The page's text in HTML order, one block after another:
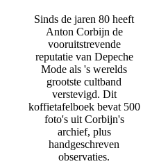
Sinds de jaren 80 heeft
Anton Corbijn de
vooruitstrevende
reputatie van Depeche
Mode als 's werelds
grootste cultband
verstevigd. Dit
koffietafelboek bevat 500
foto's uit Corbijn's
archief, plus
handgeschreven
observaties.